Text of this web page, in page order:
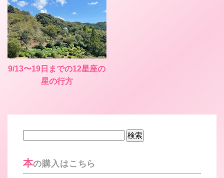
9/13〜19日までの12星座の
星の行方
本の購入はこちら